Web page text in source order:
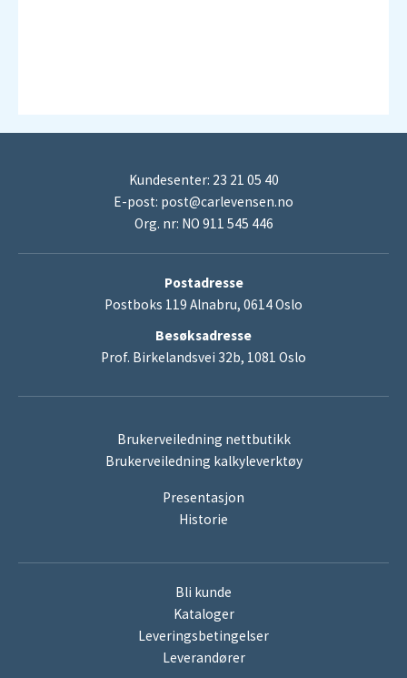
Kundesenter: 23 21 05 40
E-post: post@carlevensen.no
Org. nr: NO 911 545 446
Postadresse
Postboks 119 Alnabru, 0614 Oslo
Besøksadresse
Prof. Birkelandsvei 32b, 1081 Oslo
Brukerveiledning nettbutikk
Brukerveiledning kalkyleverktøy
Presentasjon
Historie
Bli kunde
Kataloger
Leveringsbetingelser
Leverandører